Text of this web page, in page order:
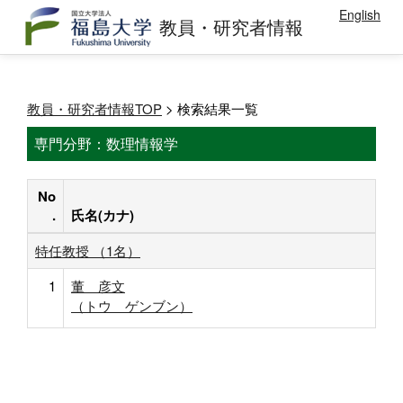
教員・研究者情報 English
教員・研究者情報TOP > 検索結果一覧
専門分野：数理情報学
No
.
氏名(カナ)
特任教授 （1名）
1
董 彦文
（トウ ゲンブン）